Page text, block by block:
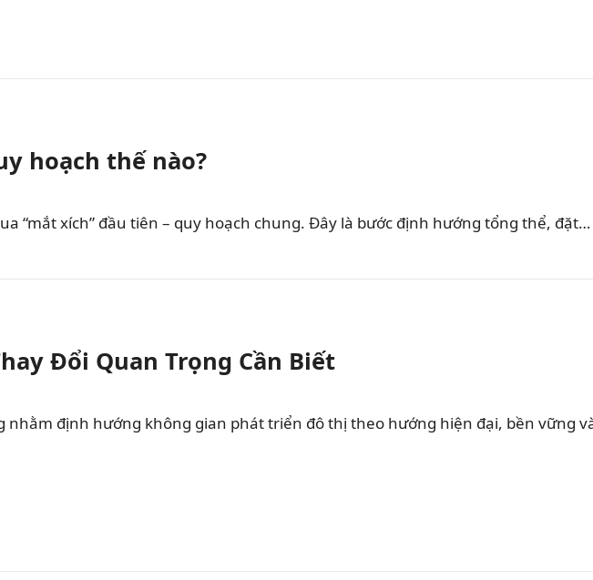
hoạch thế nào?
“mắt xích” đầu tiên – quy hoạch chung. Đây là bước định hướng tổng thể, đặt…
Đổi Quan Trọng Cần Biết
nhằm định hướng không gian phát triển đô thị theo hướng hiện đại, bền vững